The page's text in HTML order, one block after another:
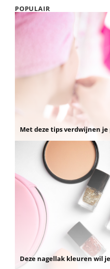
POPULAIR
Met deze tips verdwijnen
Deze nagellak kleuren wil